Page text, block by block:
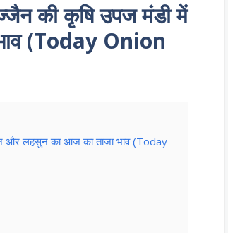
की कृषि उपज मंडी में
(Today Onion
और लहसुन का आज का ताजा भाव (Today